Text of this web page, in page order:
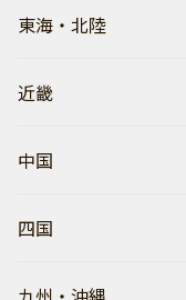
東海・北陸
近畿
中国
四国